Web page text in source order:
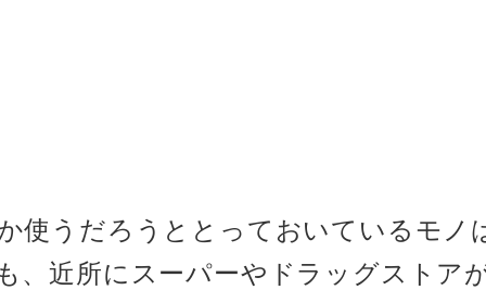
使うだろうととっておいているモノ
、近所にスーパーやドラッグストア